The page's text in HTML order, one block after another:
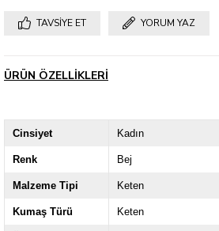
TAVSIYE ET YORUM YAZ
ÜRÜN ÖZELLIKLERI
Cinsiyet Kadın
Renk Bej
Malzeme Tipi Keten
Kumaş Türü Keten